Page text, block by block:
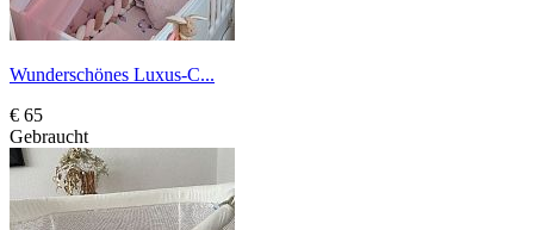
Wunderschönes Luxus-C...
€ 65
Gebraucht